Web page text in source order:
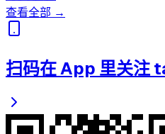
查看全部 →
扫码在 App 里关注